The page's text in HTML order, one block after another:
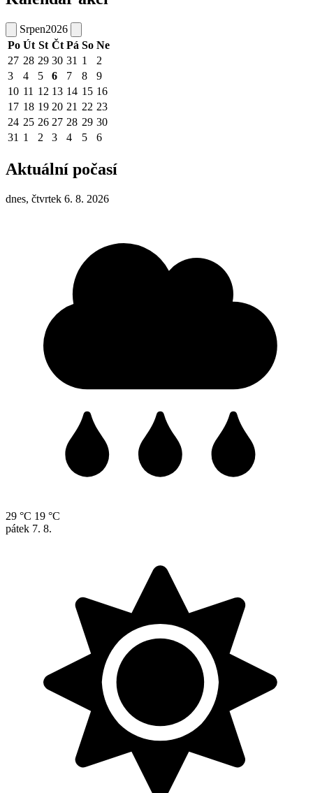
Srpen2026
Po Út St Čt Pá So Ne
27 28 29 30 31 1
2
3
4 5 6 7 8
9
10 11 12 13 14 15 16
17 18 19 20 21 22 23
24 25 26 27 28 29 30
31 1 2 3 4 5 6
Aktuální počasí
dnes, čtvrtek 6. 8. 2026
29 °C 19 °C
pátek 7. 8.